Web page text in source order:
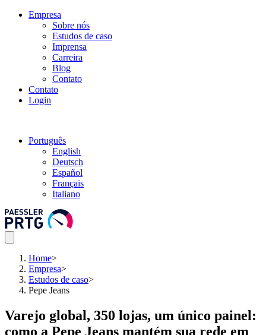
Empresa
Sobre nós
Estudos de caso
Imprensa
Carreira
Blog
Contato
Contato
Login
Português
English
Deutsch
Español
Français
Italiano
Home>
Empresa>
Estudos de caso>
Pepe Jeans
Varejo global, 350 lojas, um único painel:
como a Pepe Jeans mantém sua rede em